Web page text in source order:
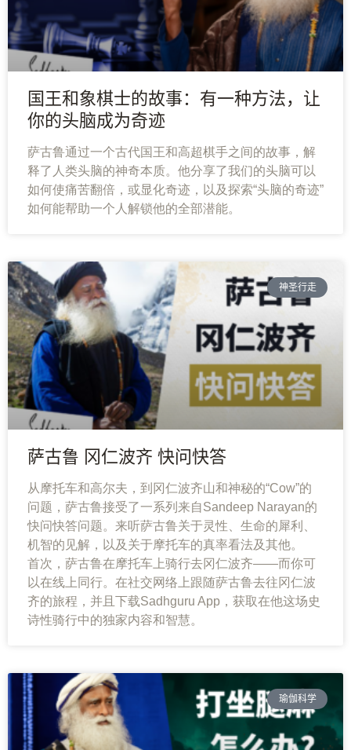
国王和象棋士的故事：有一种方法，让
你的头脑成为奇迹
萨古鲁通过一个古代国王和高超棋手之间的故事，解
释了人类头脑的神奇本质。他分享了我们的头脑可以
如何使痛苦翻倍，或显化奇迹，以及探索“头脑的奇迹”
如何能帮助一个人解锁他的全部潜能。
神圣行走
萨古鲁 冈仁波齐 快问快答
从摩托车和高尔夫，到冈仁波齐山和神秘的“Cow”的
问题，萨古鲁接受了一系列来自Sandeep Narayan的
快问快答问题。来听萨古鲁关于灵性、生命的犀利、
机智的见解，以及关于摩托车的真率看法及其他。
首次，萨古鲁在摩托车上骑行去冈仁波齐——而你可
以在线上同行。在社交网络上跟随萨古鲁去往冈仁波
齐的旅程，并且下载Sadhguru App，获取在他这场史
诗性骑行中的独家内容和智慧。
瑜伽科学